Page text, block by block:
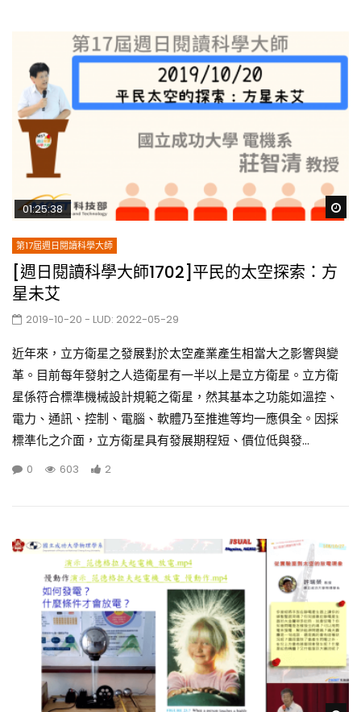
01:25:38
第17屆週日閱讀科學大師
[週日閱讀科學大師1702]平民的太空探索：方
星未艾
2019-10-20 - LUD: 2022-05-29
近年來，立方衛星之發展對於太空產業產生相當大之影響與變
革。目前每年發射之人造衛星有一半以上是立方衛星。立方衛
星係符合標準機械設計規範之衛星，然其基本之功能如溫控、
電力、通訊、控制、電腦、軟體乃至推進等均一應俱全。因採
標準化之介面，立方衛星具有發展期程短、價位低與發...
0 603 2